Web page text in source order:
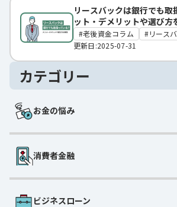
リースバックは銀行でも取
ット・デメリットや選び方
老後資金コラム
リース
更新日:2025-07-31
カテゴリー
お金の悩み
消費者金融
ビジネスローン